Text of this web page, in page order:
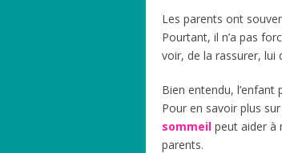
Les parents ont
Pourtant, il n’a pas
voir, de la rassurer, lui
Bien entendu,
Pour en savoir plus
sommeil peut aider à
parents.